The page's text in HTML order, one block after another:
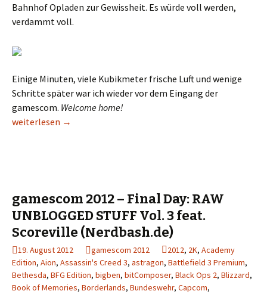
Bahnhof Opladen zur Gewissheit. Es würde voll werden,
verdammt voll.
Einige Minuten, viele Kubikmeter frische Luft und wenige
Schritte später war ich wieder vor dem Eingang der
gamescom. Welcome home!
gamescom 2012 – Finaler Tag: Der Paladin am Limit!
weiterlesen →
gamescom 2012 – Final Day: RAW
UNBLOGGED STUFF Vol. 3 feat.
Scoreville (Nerdbash.de)
19. August 2012 gamescom 2012 2012, 2K, Academy
Edition, Aion, Assassin's Creed 3, astragon, Battlefield 3 Premium,
Bethesda, BFG Edition, bigben, bitComposer, Black Ops 2, Blizzard,
Book of Memories, Borderlands, Bundeswehr, Capcom,